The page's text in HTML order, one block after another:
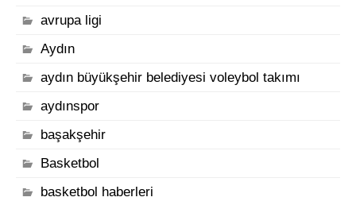
avrupa ligi
Aydın
aydın büyükşehir belediyesi voleybol takımı
aydınspor
başakşehir
Basketbol
basketbol haberleri